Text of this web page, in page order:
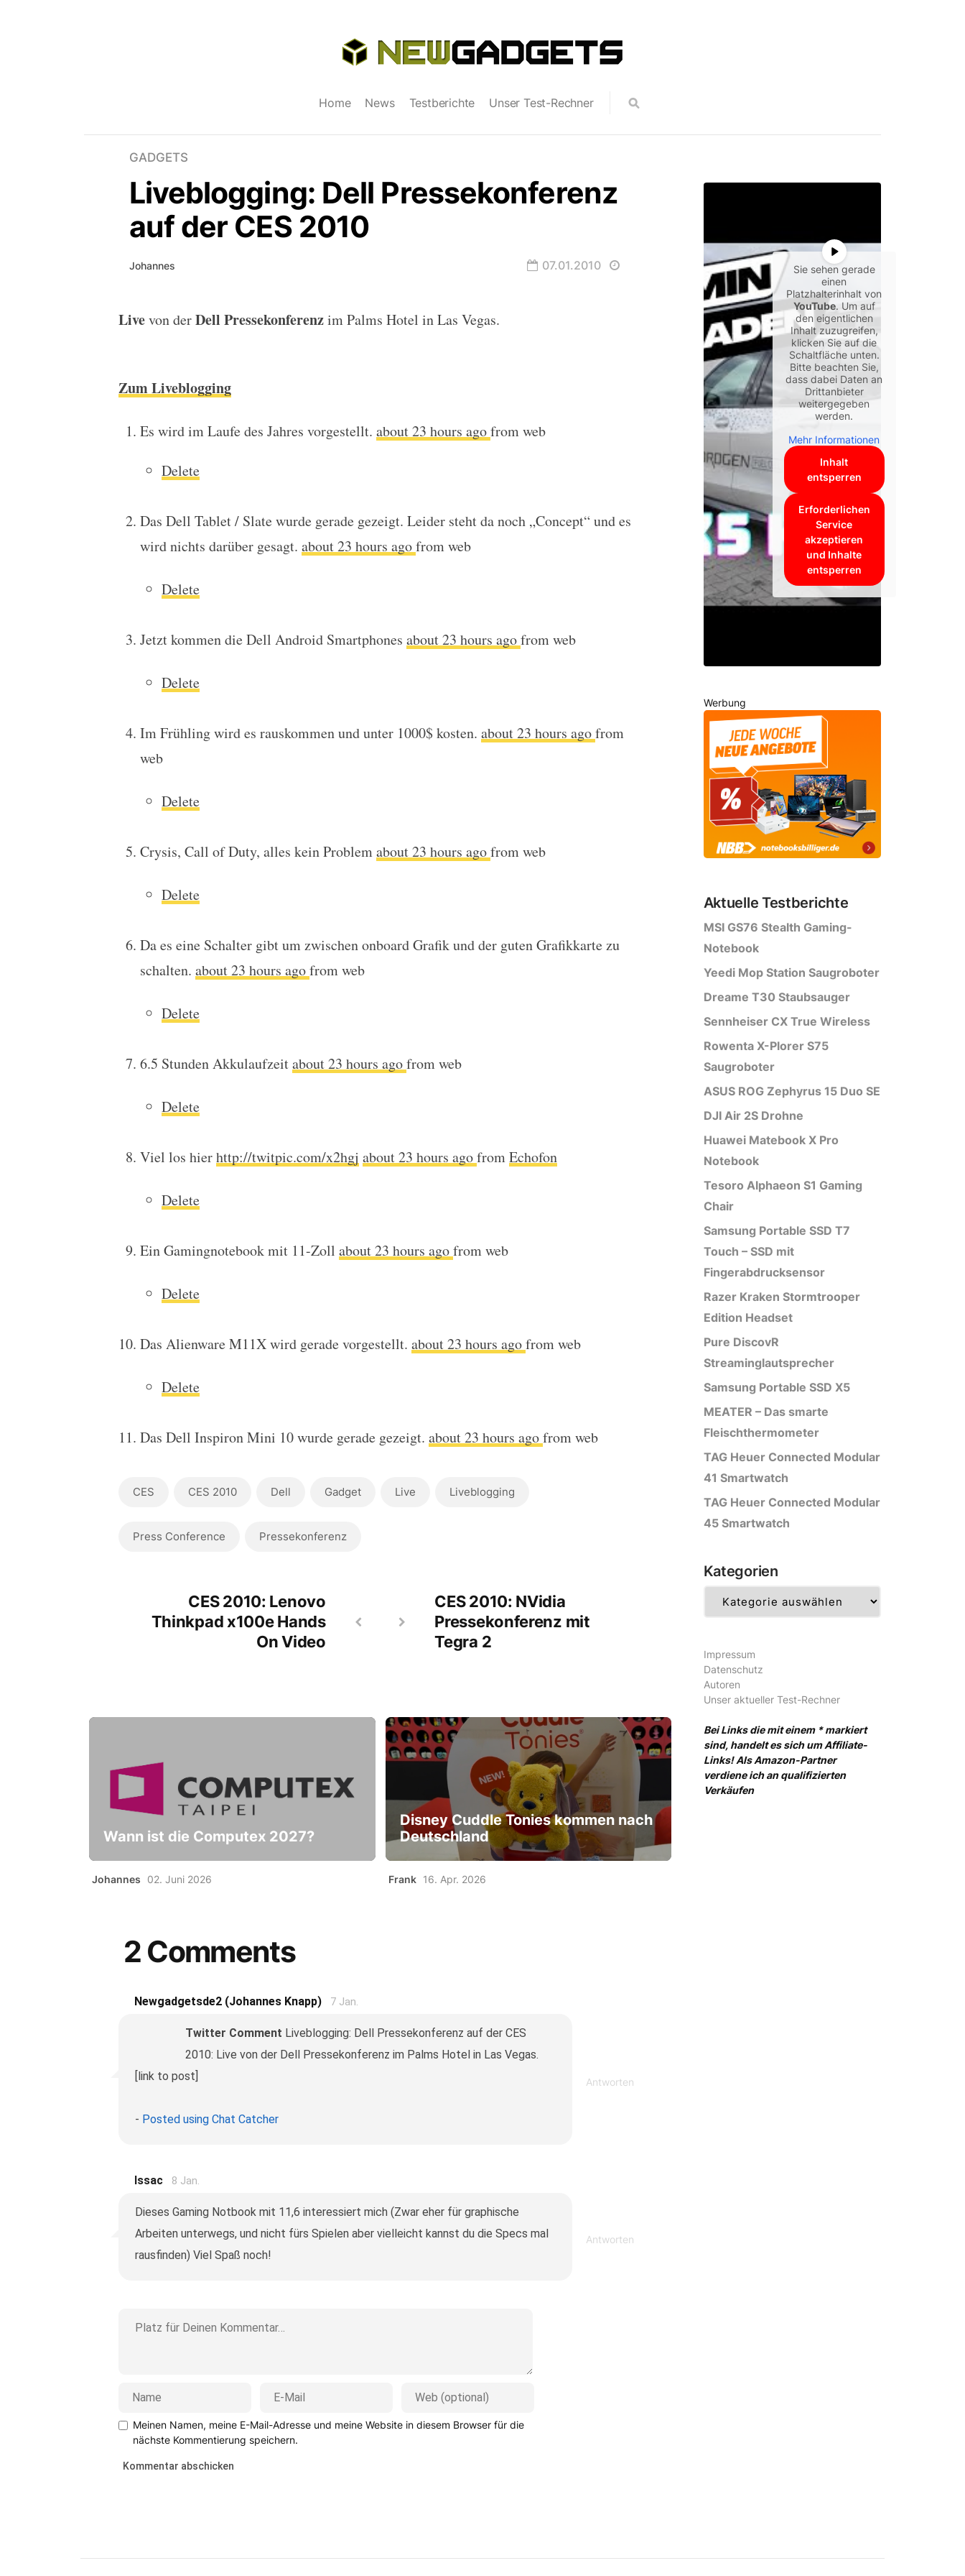
Home News Testberichte Unser Test-Rechner
GADGETS
Liveblogging: Dell Pressekonferenz
auf der CES 2010
Johannes 07.01.2010
Liveblogging: Dell Pressekonferenz auf der CES 2010
Livevon derDell Pressekonferenzim Palms Hotel in Las Vegas.
Zum Liveblogging
Es wird im Laufe des Jahres vorgestellt. about 23 hours agofrom web
Delete
Das Dell Tablet / Slate wurde gerade gezeigt. Leider steht da noch „Concept“ und es
wird nichts darüber gesagt. about 23 hours agofrom web
Delete
Jetzt kommen die Dell Android Smartphones about 23 hours agofrom web
Delete
Im Frühling wird es rauskommen und unter 1000$ kosten. about 23 hours agofrom
web
Delete
Crysis, Call of Duty, alles kein Problemabout 23 hours agofrom web
Delete
Da es eine Schalter gibt um zwischen onboard Grafik und der guten Grafikkarte zu
schalten. about 23 hours agofrom web
Delete
6.5 Stunden Akkulaufzeitabout 23 hours agofrom web
Delete
Viel los hierhttp://twitpic.com/x2hgj about 23 hours agofromEchofon
Delete
Ein Gamingnotebook mit 11-Zoll about 23 hours agofrom web
Delete
Das Alienware M11X wird gerade vorgestellt. about 23 hours agofrom web
Delete
Das Dell Inspiron Mini 10 wurde gerade gezeigt. about 23 hours agofrom web
CES CES 2010 Dell Gadget Live Liveblogging
Press Conference Pressekonferenz
CES 2010: Lenovo
Thinkpad x100e Hands
On Video
CES 2010: NVidia
Pressekonferenz mit
Tegra 2
Wann ist die Computex 2027?
Johannes 02. Juni 2026
Disney Cuddle Tonies kommen nach
Deutschland
Frank 16. Apr. 2026
2 Comments
Newgadgetsde2 (Johannes Knapp) 7 Jan.
Twitter Comment Liveblogging: Dell Pressekonferenz auf der CES
2010: Live von der Dell Pressekonferenz im Palms Hotel in Las Vegas.
[link to post]
- Posted using Chat Catcher
Antworten
Issac 8 Jan.
Dieses Gaming Notbook mit 11,6 interessiert mich (Zwar eher für graphische
Arbeiten unterwegs, und nicht fürs Spielen aber vielleicht kannst du die Specs mal
rausfinden) Viel Spaß noch!
Antworten
Meinen Namen, meine E-Mail-Adresse und meine Website in diesem Browser für die
nächste Kommentierung speichern.
Sie sehen gerade
einen
Platzhalterinhalt von
YouTube. Um auf
den eigentlichen
Inhalt zuzugreifen,
klicken Sie auf die
Schaltfläche unten.
Bitte beachten Sie,
dass dabei Daten an
Drittanbieter
weitergegeben
werden.
Mehr Informationen
Inhalt
entsperren
Erforderlichen
Service
akzeptieren
und Inhalte
entsperren
Werbung
Aktuelle Testberichte
MSI GS76 Stealth Gaming-
Notebook
Yeedi Mop Station Saugroboter
Dreame T30 Staubsauger
Sennheiser CX True Wireless
Rowenta X-Plorer S75
Saugroboter
ASUS ROG Zephyrus 15 Duo SE
DJI Air 2S Drohne
Huawei Matebook X Pro
Notebook
Tesoro Alphaeon S1 Gaming
Chair
Samsung Portable SSD T7
Touch – SSD mit
Fingerabdrucksensor
Razer Kraken Stormtrooper
Edition Headset
Pure DiscovR
Streaminglautsprecher
Samsung Portable SSD X5
MEATER – Das smarte
Fleischthermometer
TAG Heuer Connected Modular
41 Smartwatch
TAG Heuer Connected Modular
45 Smartwatch
Kategorien
Impressum
Datenschutz
Autoren
Unser aktueller Test-Rechner
Bei Links die mit einem * markiert
sind, handelt es sich um Affiliate-
Links! Als Amazon-Partner
verdiene ich an qualifizierten
Verkäufen